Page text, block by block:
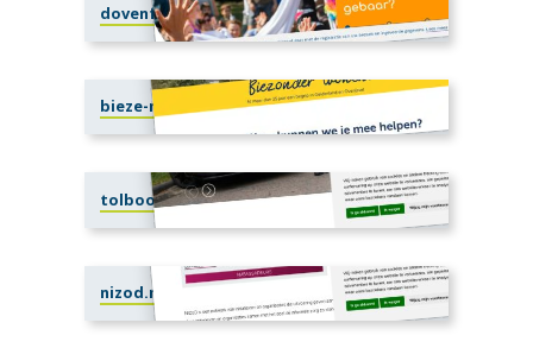
dovenfonds.nl
bieze-makelaars.nl
tolboomstegeman.nl
nizod.nl